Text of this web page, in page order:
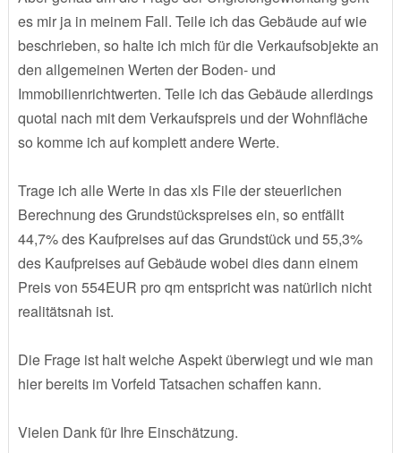
es mir ja in meinem Fall. Teile ich das Gebäude auf wie
beschrieben, so halte ich mich für die Verkaufsobjekte an
den allgemeinen Werten der Boden- und
Immobilienrichtwerten. Teile ich das Gebäude allerdings
quotal nach mit dem Verkaufspreis und der Wohnfläche
so komme ich auf komplett andere Werte.
Trage ich alle Werte in das xls File der steuerlichen
Berechnung des Grundstückspreises ein, so entfällt
44,7% des Kaufpreises auf das Grundstück und 55,3%
des Kaufpreises auf Gebäude wobei dies dann einem
Preis von 554EUR pro qm entspricht was natürlich nicht
realitätsnah ist.
Die Frage ist halt welche Aspekt überwiegt und wie man
hier bereits im Vorfeld Tatsachen schaffen kann.
Vielen Dank für Ihre Einschätzung.